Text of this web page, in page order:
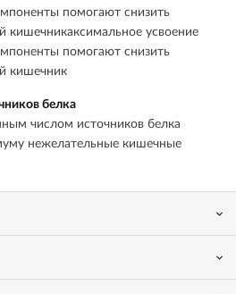
помогают снизить
кишечникаксимальное усвоение
помогают снизить
кишечник
белка
числом источников белка
нежелательные кишечные